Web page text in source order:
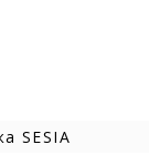
SESIA